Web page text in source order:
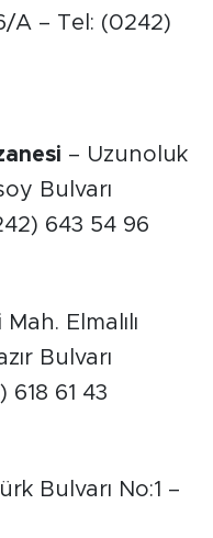
A – Tel: (0242)
– Uzunoluk
Bulvarı
643 54 96
Mah. Elmalılı
Bulvarı
618 61 43
Bulvarı No:1 –